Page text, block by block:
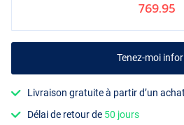
769.95
Tenez-moi
Livraison gratuite à partir d’un
Délai de retour de 50 jours